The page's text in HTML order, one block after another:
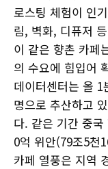
로스팅 체험이 인
림, 벽화, 디퓨저
이 같은 향촌 카페
의 수요에 힘입어
데이터센터는 올
명으로 추산하고
다. 같은 기간 중
0억 위안(79조5천
카페 열풍은 지역